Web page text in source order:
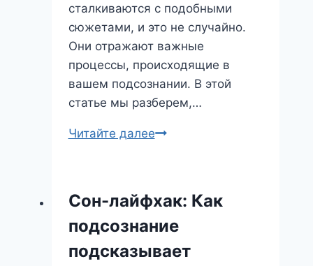
сталкиваются с подобными
сюжетами, и это не случайно.
Они отражают важные
процессы, происходящие в
вашем подсознании. В этой
статье мы разберем,…
Читайте далееЛогика
за
этим
странным
Сон-лайфхак: Как
подсознание
подсказывает